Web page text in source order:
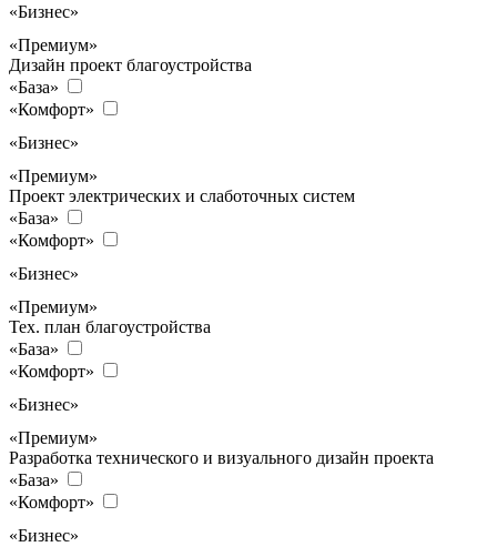
«Бизнес»
«Премиум»
Дизайн проект благоустройства
«База»
«Комфорт»
«Бизнес»
«Премиум»
Проект электрических и слаботочных систем
«База»
«Комфорт»
«Бизнес»
«Премиум»
Тех. план благоустройства
«База»
«Комфорт»
«Бизнес»
«Премиум»
Разработка технического и визуального дизайн проекта
«База»
«Комфорт»
«Бизнес»